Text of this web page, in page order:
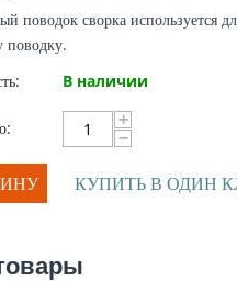
поводок сворка используется
поводку.
В наличии
+
−
КУПИТЬ В ОДИН